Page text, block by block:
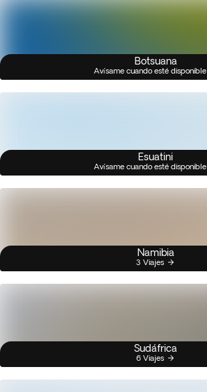
Botsuana
Avísame cuando esté disponible
Esuatini
Avísame cuando esté disponible
Namibia
3 Viajes
Sudáfrica
6 Viajes